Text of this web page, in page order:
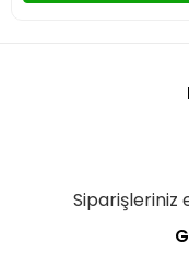
Siparişleriniz